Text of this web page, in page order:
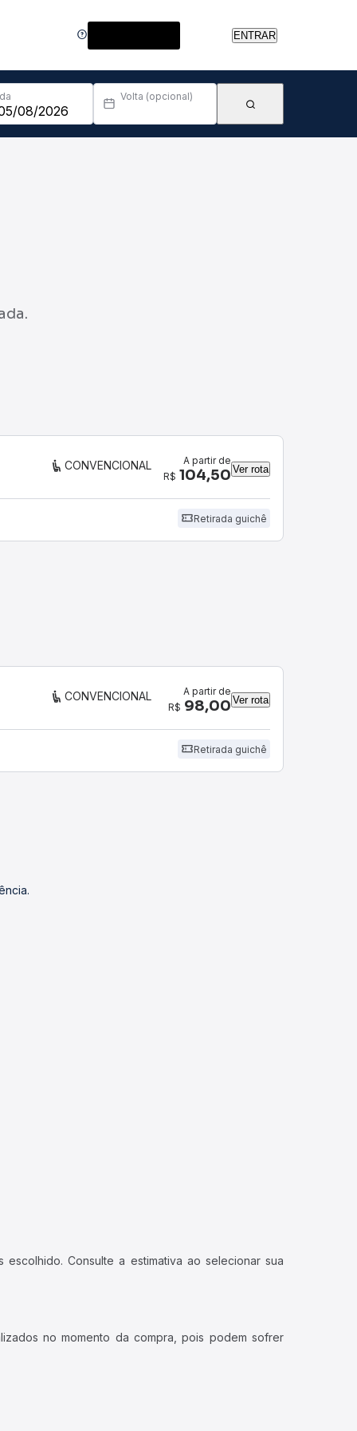
ENTRAR
Volta (opcional)
CONVENCIONAL
A partir de
R$ 104,50 Ver rota
Retirada guichê
CONVENCIONAL
A partir de
R$ 98,00 Ver rota
Retirada guichê
Consulte a estimativa ao selecionar sua
no momento da compra, pois podem sofrer